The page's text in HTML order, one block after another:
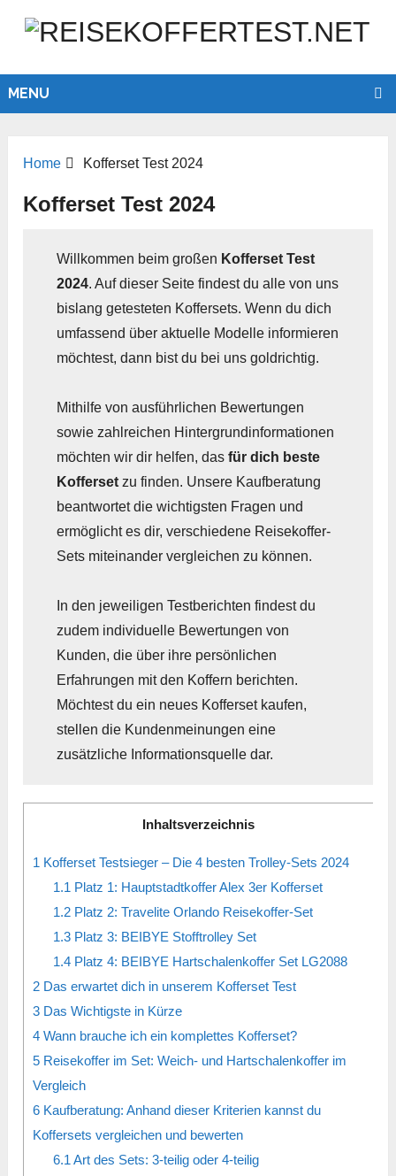
MENU
Home Kofferset Test 2024
Kofferset Test 2024
Willkommen beim großen Kofferset Test
2024. Auf dieser Seite findest du alle von uns
bislang getesteten Koffersets. Wenn du dich
umfassend über aktuelle Modelle informieren
möchtest, dann bist du bei uns goldrichtig.
Mithilfe von ausführlichen Bewertungen
sowie zahlreichen Hintergrundinformationen
möchten wir dir helfen, dasfür dich beste
Kofferset zu finden. Unsere Kaufberatung
beantwortet die wichtigsten Fragen und
ermöglicht es dir, verschiedene Reisekoffer-
Sets miteinander vergleichen zu können.
In den jeweiligen Testberichten findest du
zudem individuelle Bewertungen von
Kunden, die über ihre persönlichen
Erfahrungen mit den Koffern berichten.
Möchtest du ein neues Kofferset kaufen,
stellen die Kundenmeinungen eine
zusätzliche Informationsquelle dar.
Inhaltsverzeichnis
1 Kofferset Testsieger – Die 4 besten Trolley-Sets 2024
1.1 Platz 1: Hauptstadtkoffer Alex 3er Kofferset
1.2Platz 2: Travelite Orlando Reisekoffer-Set
1.3Platz 3: BEIBYE Stofftrolley Set
1.4Platz 4: BEIBYE Hartschalenkoffer Set LG2088
2 Das erwartet dich in unserem Kofferset Test
3 Das Wichtigste in Kürze
4 Wann brauche ich ein komplettes Kofferset?
5 Reisekoffer im Set: Weich- und Hartschalenkoffer im
Vergleich
6 Kaufberatung: Anhand dieser Kriterien kannst du
Koffersets vergleichen und bewerten
6.1 Art des Sets: 3-teilig oder 4-teilig